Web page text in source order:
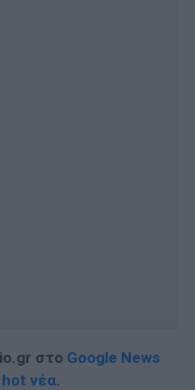
στο Google News
hot νέα.